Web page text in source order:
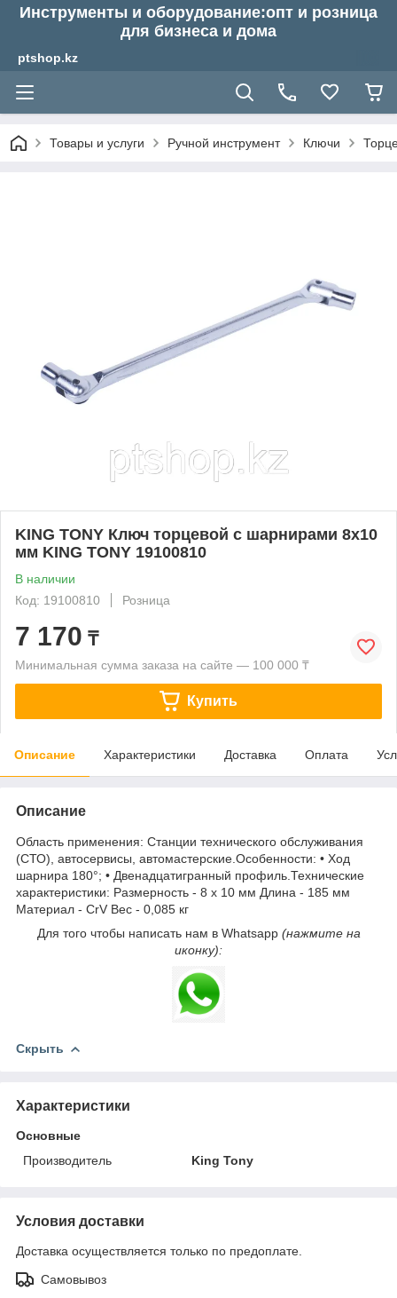
Инструменты и оборудование:опт и розница
для бизнеса и дома
ptshop.kz
Товары и услуги Ручной инструмент Ключи
KING TONY Ключ торцевой с шарнирами 8x10
мм KING TONY 19100810
В наличии
Код: 19100810
Розница
7 170 ₸
Минимальная сумма заказа на сайте — 100 000 ₸
Купить
Описание Характеристики Доставка Оплата
Описание
Область применения: Станции технического обслуживания
(СТО), автосервисы, автомастерские.Особенности: • Ход
шарнира 180°; • Двенадцатигранный профиль.Технические
характеристики: Размерность - 8 х 10 мм Длина - 185 мм
Материал - CrV Вес - 0,085 кг
Для того чтобы написать нам в Whatsapp (нажмите на
иконку):
Скрыть
Характеристики
Основные
Производитель
King Tony
Условия доставки
Доставка осуществляется только по предоплате.
Самовывоз